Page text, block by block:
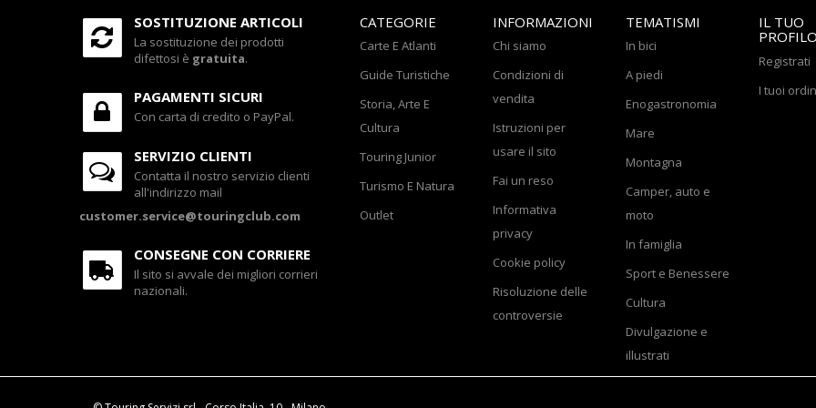
SOSTITUZIONE ARTICOLI
La sostituzione dei prodotti
difettosi è gratuita.
PAGAMENTI SICURI
Con carta di credito o PayPal.
SERVIZIO CLIENTI
Contatta il nostro servizio clienti
all'indirizzo mail
customer.service@touringclub.com
CONSEGNE CON CORRIERE
Il sito si avvale dei migliori corrieri
nazionali.
CATEGORIE
Carte E Atlanti
Guide Turistiche
Storia, Arte E
Cultura
Touring Junior
Turismo E Natura
Outlet
INFORMAZIONI
Chi siamo
Condizioni di
vendita
Istruzioni per
usare il sito
Fai un reso
Informativa
privacy
Cookie policy
Risoluzione delle
controversie
TEMATISMI
In bici
A piedi
Enogastronomia
Mare
Montagna
Camper, auto e
moto
In famiglia
Sport e Benessere
Cultura
Divulgazione e
illustrati
IL TUO
Registrati
I tuoi